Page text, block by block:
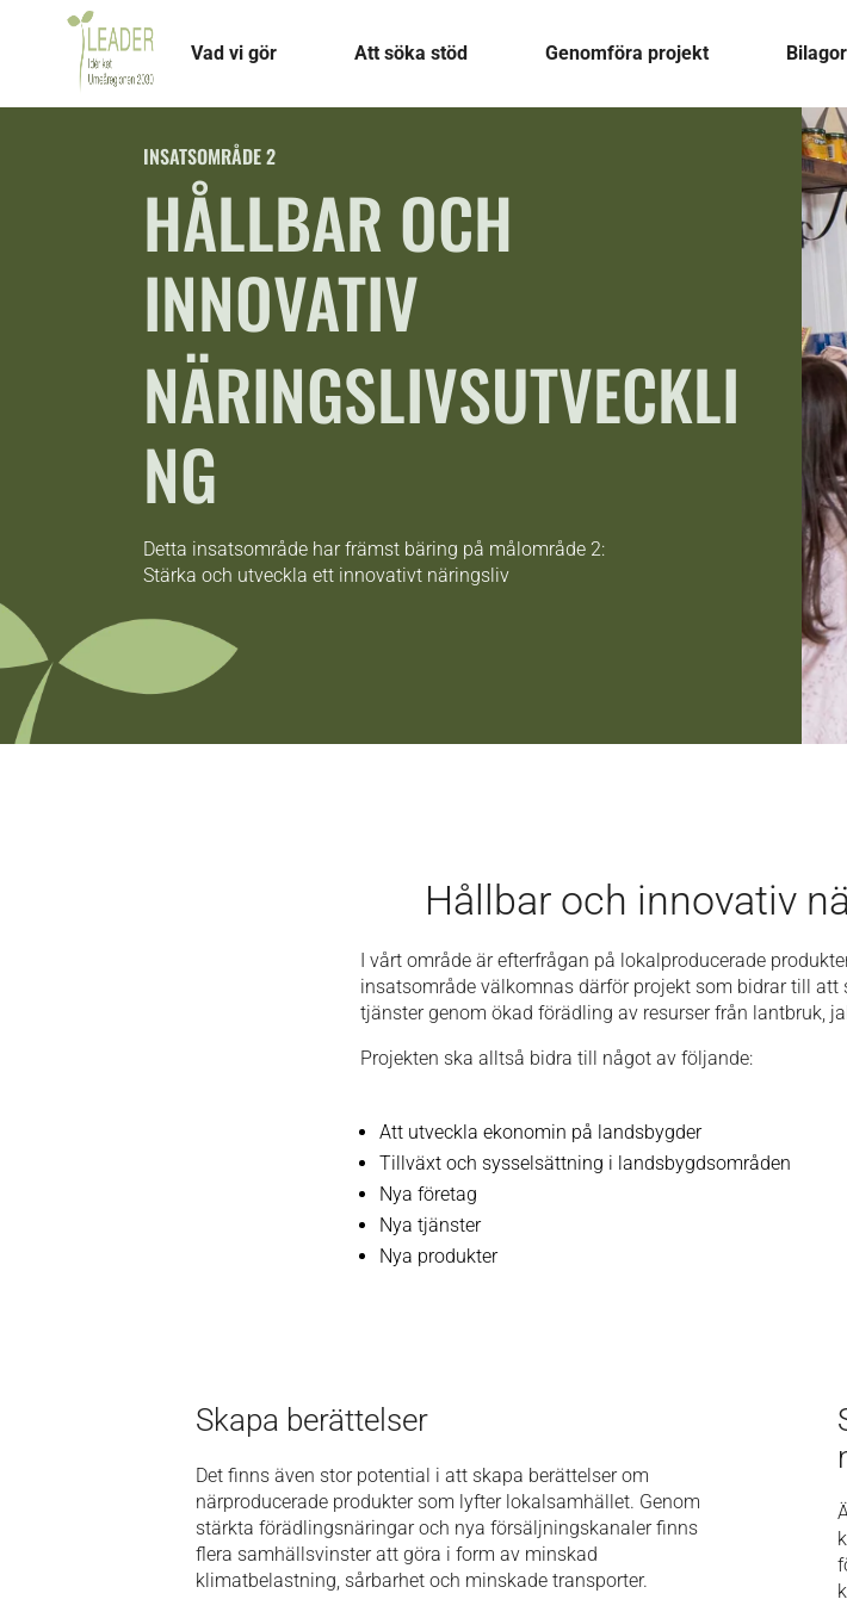
Vad vi gör Att söka stöd Genomföra projekt
INSATSOMRÅDE 2
HÅLLBAR OCH
INNOVATIV
NÄRINGSLIVSUTVECKLI
NG
Detta insatsområde har främst bäring på målområde 2:
Stärka och utveckla ett innovativt näringsliv
Hållbar och innovativ
I vårt område är efterfrågan på lokalproducerade
insatsområde välkomnas därför projekt som bidrar till att
tjänster genom ökad förädling av resurser från lantbruk,
Projekten ska alltså bidra till något av följande:
Att utveckla ekonomin på landsbygder
Tillväxt och sysselsättning i landsbygdsområden
Nya företag
Nya tjänster
Nya produkter
Skapa berättelser
Det finns även stor potential i att skapa berättelser om
närproducerade produkter som lyfter lokalsamhället. Genom
stärkta förädlingsnäringar och nya försäljningskanaler finns
flera samhällsvinster att göra i form av minskad
klimatbelastning, sårbarhet och minskade transporter.